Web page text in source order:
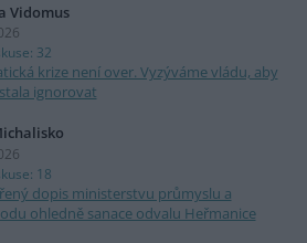
Vidomus
32
krize není over. Vyzýváme vládu, aby
ignorovat
18
dopis ministerstvu průmyslu a
ohledně sanace odvalu Heřmanice